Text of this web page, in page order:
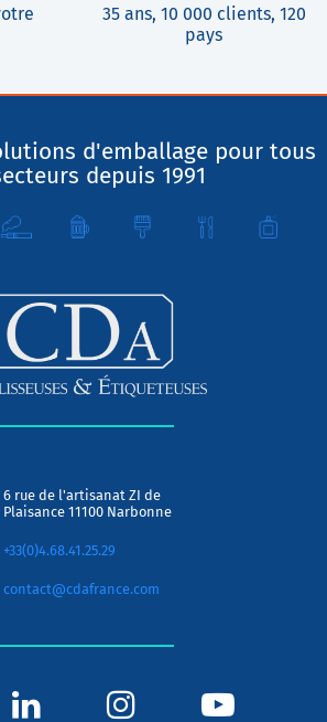
35 ans, 10 000 clients, 120
pays
d'emballage pour tous
depuis 1991
6 rue de l'artisanat ZI de
Plaisance 11100 Narbonne
+33(0)4.68.41.25.29
contact@cdafrance.com